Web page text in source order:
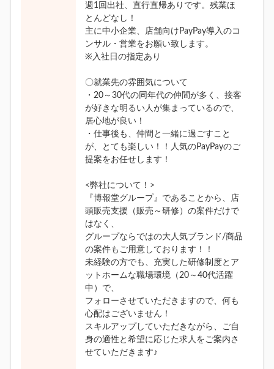
週1回出社、直行直帰ありです。残業ほ
とんどなし！
主に中小企業、店舗向けPayPay導入のコ
ンサル・営業をお願い致します。
※入社日の指定あり
〇就業先の雰囲気について
・20～30代の同年代の仲間が多く、接客
が好きな明るい人が集まっているので、
居心地が良い！
・仕事後も、仲間と一緒に過ごすこと
が、とても楽しい！！人気のPayPayのご
提案をお任せします！
<弊社について！>
『博報堂グループ』であることから、店
頭販売支援（販売～研修）の案件だけで
はなく、
グループならではの大人気ブランド/商品
の案件もご用意しております！！
未経験の方でも、充実した研修制度とア
ットホームな職場環境（20～40代活躍
中）で、
フォローさせていただきますので、何も
心配はございません！
スキルアップしていただきながら、ご自
身の適性と希望に応じた求人をご案内さ
せていただきます♪